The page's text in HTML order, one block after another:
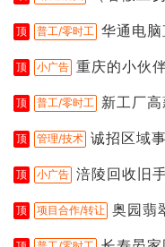
顶 普工/零时工 华通电
顶 小广告 重庆的小伙
顶 普工/零时工 新工厂
顶 管理/技术 诚招区域
顶 小广告 涪陵回收旧
顶 项目合作/转让 奥园翡